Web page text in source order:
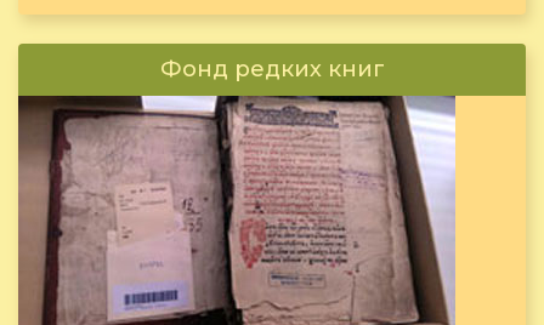
Фонд редких книг